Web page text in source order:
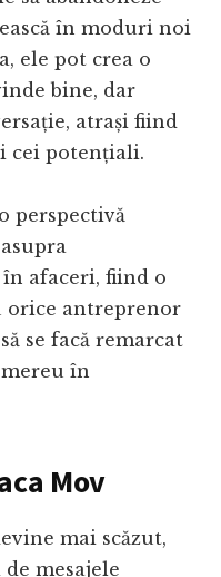
în moduri noi
ele pot crea o
bine, dar
atrași fiind
cei potențiali.
perspectivă
afaceri, fiind o
orice antreprenor
se facă remarcat
în
Mov
mai scăzut,
mesajele